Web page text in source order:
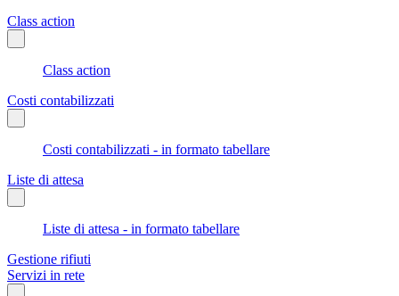
Class action
Class action
Costi contabilizzati
Costi contabilizzati - in formato tabellare
Liste di attesa
Liste di attesa - in formato tabellare
Gestione rifiuti
Servizi in rete